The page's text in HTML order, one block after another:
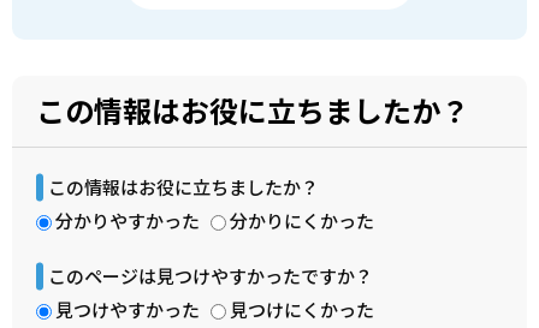
この情報はお役に立ちましたか？
この情報はお役に立ちましたか？
分かりやすかった
分かりにくかった
このページは見つけやすかったですか？
見つけやすかった
見つけにくかった